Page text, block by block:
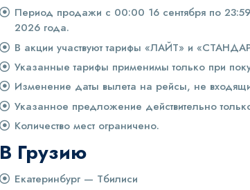
Период продажи с 00:00 16 сентября по
2026 года.
В акции участвуют тарифы «ЛАЙТ» и
Указанные тарифы применимы только при
Изменение даты вылета на рейсы, не
Указанное предложение действительно
Количество мест ограничено.
В Грузию
Екатеринбург — Тбилиси